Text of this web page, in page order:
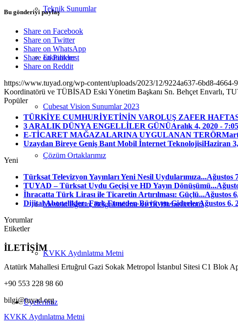
Teknik Sunumlar
Etkinlikler
Cubesat Vision Sunumlar 2023
Çözüm Ortaklarımız
Mesleki Eğitim, Belgelendirme ve İK Hizmetlerimiz
KVKK Aydınlatma Metni
Üyelerimiz
Bu gönderiyi paylaş
Share on Facebook
Share on Twitter
Share on WhatsApp
Share on Pinterest
Share on Reddit
https://www.tuyad.org/wp-content/uploads/2023/12/9224a637-6bd8-4664-
Koordinatörü ve TÜBİSAD Eski Yönetim Başkanı Sn. Behçet Envarlı,
Popüler
TÜRKİYE CUMHURİYETİNİN VAROLUŞ ZAFER
3 ARALIK DÜNYA ENGELLİLER GÜNÜAralık 4, 2020 -
E-TİCARET MAĞAZALARINA UYGULANAN TERÖR
Uzaydan Bireye Geniş Bant Mobil İnternet TeknolojisiHaziran
Yeni
Türksat Televizyon Yayınları Yeni Nesil Uydularımıza...Ağustos
TUYAD – Türksat Uydu Geçişi ve HD Yayın Dönüşümü...
İhracatta Türk Lirası ile Ticaretin Artırılması: Güçlü...Ağustos
Dijital Abonelikler: Fark Etmeden Büyüyen GiderlerAğustos 6,
Yorumlar
Etiketler
İLETİŞİM
Atatürk Mahallesi Ertuğrul Gazi Sokak Metropol İstanbul Sitesi C1 Blok
+90 553 228 98 60
bilgi@tuyad.org
KVKK Aydınlatma Metni